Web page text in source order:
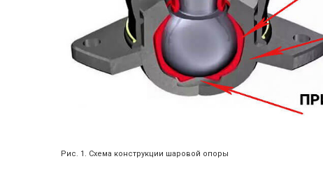
Рис. 1. Схема конструкции шаровой опоры